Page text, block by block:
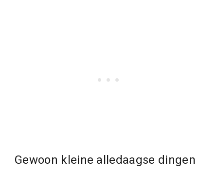
Gewoon kleine alledaagse dingen